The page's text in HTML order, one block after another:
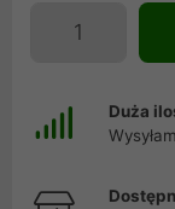
Duża